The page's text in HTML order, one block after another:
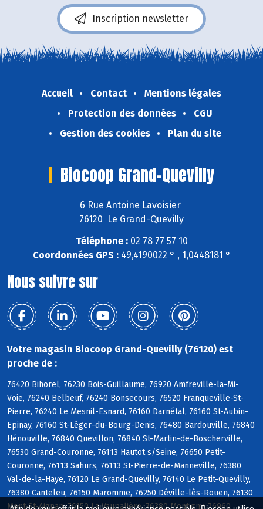
Inscription newsletter
Accueil Contact
Mentions légales
Protection des données
CGU
Gestion des cookies
Plan du site
Biocoop Grand-Quevilly
6 Rue Antoine Lavoisier
76120 Le Grand-Quevilly
Téléphone :02 78 77 57 10
Coordonnées GPS :49,4190022 ° , 1,0448181 °
Nous suivre sur
Votre magasin Biocoop Grand-Quevilly (76120) est
proche de :
76420 Bihorel, 76230 Bois-Guillaume, 76920 Amfreville-la-Mi-
Voie, 76240 Belbeuf, 76240 Bonsecours, 76520 Franqueville-St-
Pierre, 76240 Le Mesnil-Esnard, 76160 Darnétal, 76160 St-Aubin-
Epinay, 76160 St-Léger-du-Bourg-Denis, 76480 Bardouville, 76840
Hénouville, 76840 Quevillon, 76840 St-Martin-de-Boscherville,
76530 Grand-Couronne, 76113 Hautot s/Seine, 76650 Petit-
Couronne, 76113 Sahurs, 76113 St-Pierre-de-Manneville, 76380
Val-de-la-Haye, 76120 Le Grand-Quevilly, 76140 Le Petit-Quevilly,
76380 Canteleu, 76150 Maromme, 76250 Déville-lès-Rouen, 76130
Mont-St-Aignan, 76150 La Vaupalière, 76380 Montigny, 76960